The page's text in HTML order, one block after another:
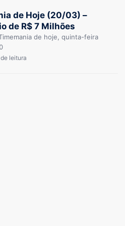
de Hoje (20/03) –
de R$ 7 Milhões
de hoje, quinta-feira
leitura